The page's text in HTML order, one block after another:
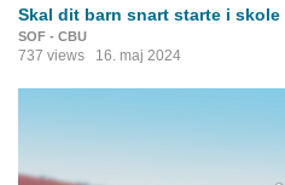
Skal dit barn snart starte i skole
SOF - CBU
737 views 16. maj 2024